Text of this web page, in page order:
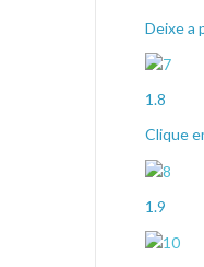
Deixe a
1.8
Clique
1.9